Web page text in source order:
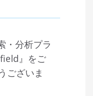
・分析プラ
』をご
ございま